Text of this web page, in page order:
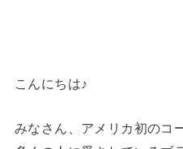
こんにちは♪
みなさん、アメリカ初のコ